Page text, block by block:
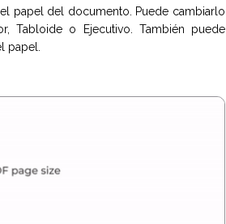
papel del documento. Puede cambiarlo
Tabloide o Ejecutivo. También puede